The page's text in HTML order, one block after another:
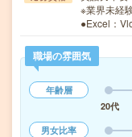
※業界未経
●Excel：
職場の雰囲気
年齢層
20代
男女比率